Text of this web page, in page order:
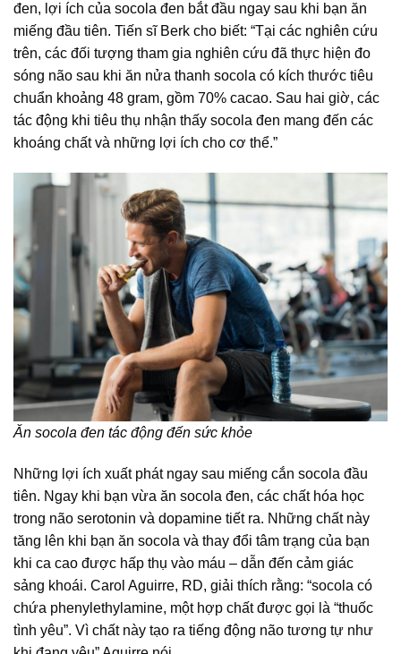
đen, lợi ích của socola đen bắt đầu ngay sau khi bạn ăn
miếng đầu tiên. Tiến sĩ Berk cho biết: “Tại các nghiên cứu
trên, các đối tượng tham gia nghiên cứu đã thực hiện đo
sóng não sau khi ăn nửa thanh socola có kích thước tiêu
chuẩn khoảng 48 gram, gồm 70% cacao. Sau hai giờ, các
tác động khi tiêu thụ nhận thấy socola đen mang đến các
khoáng chất và những lợi ích cho cơ thể.”
Ăn socola đen tác động đến sức khỏe
Những lợi ích xuất phát ngay sau miếng cắn socola đầu
tiên. Ngay khi bạn vừa ăn socola đen, các chất hóa học
trong não serotonin và dopamine tiết ra. Những chất này
tăng lên khi bạn ăn socola và thay đổi tâm trạng của bạn
khi ca cao được hấp thụ vào máu – dẫn đến cảm giác
sảng khoái. Carol Aguirre, RD, giải thích rằng: “socola có
chứa phenylethylamine, một hợp chất được gọi là “thuốc
tình yêu”. Vì chất này tạo ra tiếng động não tương tự như